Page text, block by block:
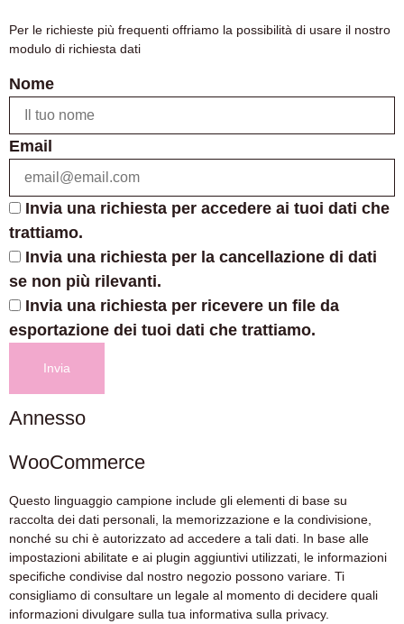
Per le richieste più frequenti offriamo la possibilità di usare il nostro
modulo di richiesta dati
Nome
Email
Invia una richiesta per accedere ai tuoi dati che
trattiamo.
Invia una richiesta per la cancellazione di dati
se non più rilevanti.
Invia una richiesta per ricevere un file da
esportazione dei tuoi dati che trattiamo.
Annesso
WooCommerce
Questo linguaggio campione include gli elementi di base su
raccolta dei dati personali, la memorizzazione e la condivisione,
nonché su chi è autorizzato ad accedere a tali dati. In base alle
impostazioni abilitate e ai plugin aggiuntivi utilizzati, le informazioni
specifiche condivise dal nostro negozio possono variare. Ti
consigliamo di consultare un legale al momento di decidere quali
informazioni divulgare sulla tua informativa sulla privacy.